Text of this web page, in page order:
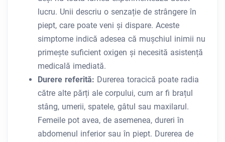
lucru. Unii descriu o senzație de strângere în
piept, care poate veni și dispare. Aceste
simptome indică adesea că mușchiul inimii nu
primește suficient oxigen și necesită asistență
medicală imediată.
Durere referită: Durerea toracică poate radia
către alte părți ale corpului, cum ar fi brațul
stâng, umerii, spatele, gâtul sau maxilarul.
Femeile pot avea, de asemenea, dureri în
abdomenul inferior sau în piept. Durerea de